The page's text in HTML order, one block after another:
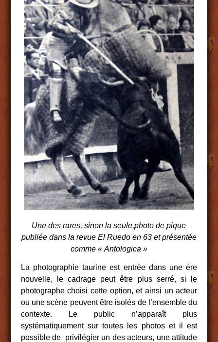
Une des rares, sinon la seule,photo de pique
publiée dans la revue El Ruedo en 63 et présentée
comme « Antologica »
La photographie taurine est entrée dans une ère
nouvelle, le cadrage peut être plus serré, si le
photographe choisi cette option, et ainsi un acteur
ou une scène peuvent être isolés de l’ensemble du
contexte. Le public n’apparaît plus
systématiquement sur toutes les photos et il est
possible de privilégier un des acteurs, une attitude